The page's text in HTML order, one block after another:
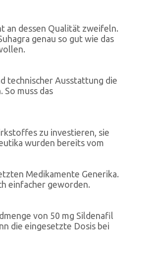
an dessen Qualität zweifeln.
genau so gut wie das
technischer Ausstattung die
muss das
zu investieren, sie
wurden bereits vom
Medikamente Generika.
einfacher geworden.
von 50 mg Sildenafil
die eingesetzte Dosis bei